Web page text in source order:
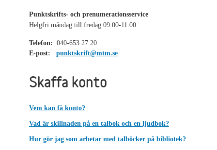
Punktskrifts- och prenumerationsservice
Helgfri måndag till fredag 09:00-11:00
Telefon: 040-653 27 20
E-post:
punktskrift@mtm.se
Skaffa konto
Vem kan få konto?
Vad är skillnaden på en talbok och en ljudbok?
Hur gör jag som arbetar med talböcker på bibliotek?